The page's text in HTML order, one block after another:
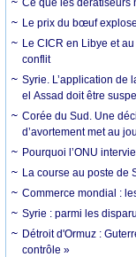
Ce que les dératiseurs
Le prix du bœuf
Le CICR en Libye et
conflit
Syrie. L’application de
el Assad doit être
Corée du Sud. Une
d’avortement met au
Pourquoi l’ONU
La course au poste de
Commerce mondial :
Syrie : parmi les
Détroit d'Ormuz :
contrôle »